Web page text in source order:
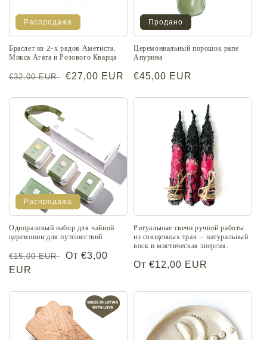
Распродажа
Браслет из 2-х рядов Аметиста,
Микса Агата и Розового Кварца
Обычная
€32,00 EUR
Цена
€27,00 EUR
Продано
Церемониальный порошок рапе
Апурина
Обычная
€45,00 EUR
Распродажа
Одноразовый набор для чайной
церемонии для путешествий
Обычная
цена
€15,00 EUR
Цена
От €3,00
EUR
Ритуальные свечи ручной работы
из священных трав – натуральный
воск и мистическая энергия.
Обычная
От €12,00 EUR